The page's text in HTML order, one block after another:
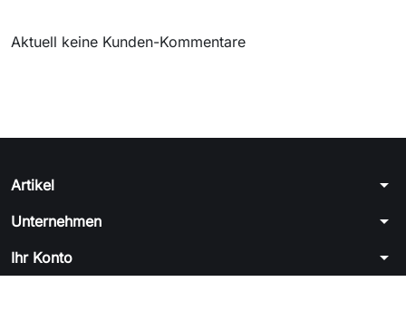
Aktuell keine Kunden-Kommentare
Artikel arrow_drop_down
Unternehmen arrow_drop_down
Ihr Konto arrow_drop_down